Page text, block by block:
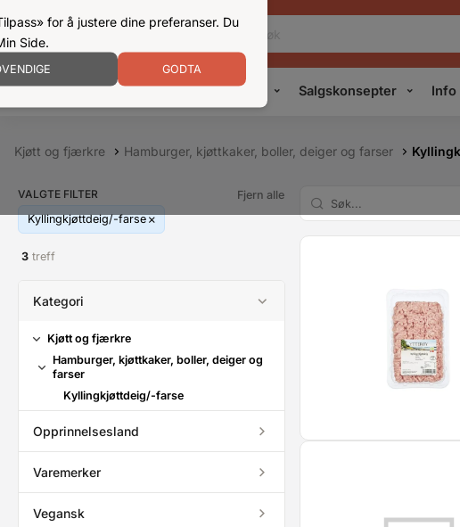
for å justere dine preferanser. Du
Side.
GODTA
Kampanjer Produkter Konsepter Salgskonsepter Info
Kjøtt og fjærkre Hamburger, kjøttkaker, boller, deiger og farser
VALGTE FILTER
Fjern alle
Kyllingkjøttdeig/-farse
3 treff
Kategori
Kjøtt og fjærkre
Hamburger, kjøttkaker, boller, deiger og
farser
Kyllingkjøttdeig/-farse
Opprinnelsesland
Varemerker
Vegansk